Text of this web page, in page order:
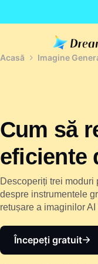
Acasă
Imagine
Cum să
eficiente
Descoperiți trei moduri
despre instrumentele
retușare a imaginilor
Începeți gratuit